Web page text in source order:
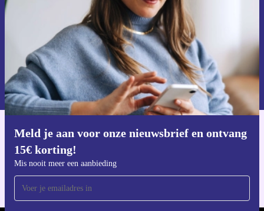
Meld je aan voor onze nieuwsbrief en ontvang
15€ korting!
Mis nooit meer een aanbieding
Voucher aanvragen
Informatie over het gebruik van persoonsgegevens vind je in ons
privacybeleid
Download de refurbed app